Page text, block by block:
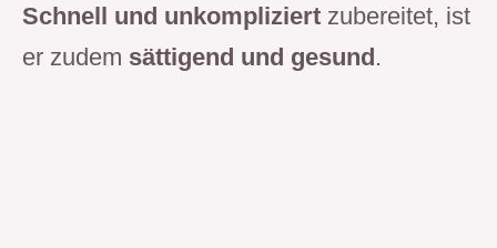
Schnell und unkompliziert zubereitet, ist
er zudem sättigend und gesund.